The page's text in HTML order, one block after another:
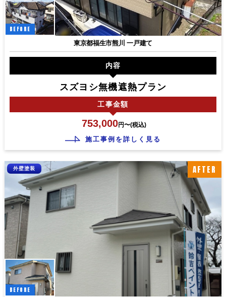
BEFORE
東京都福生市熊川 一戸建て
内容
スズヨシ無機遮熱プラン
工事金額
753,000円〜(税込)
施工事例を詳しく見る
AFTER
BEFORE
外壁塗装